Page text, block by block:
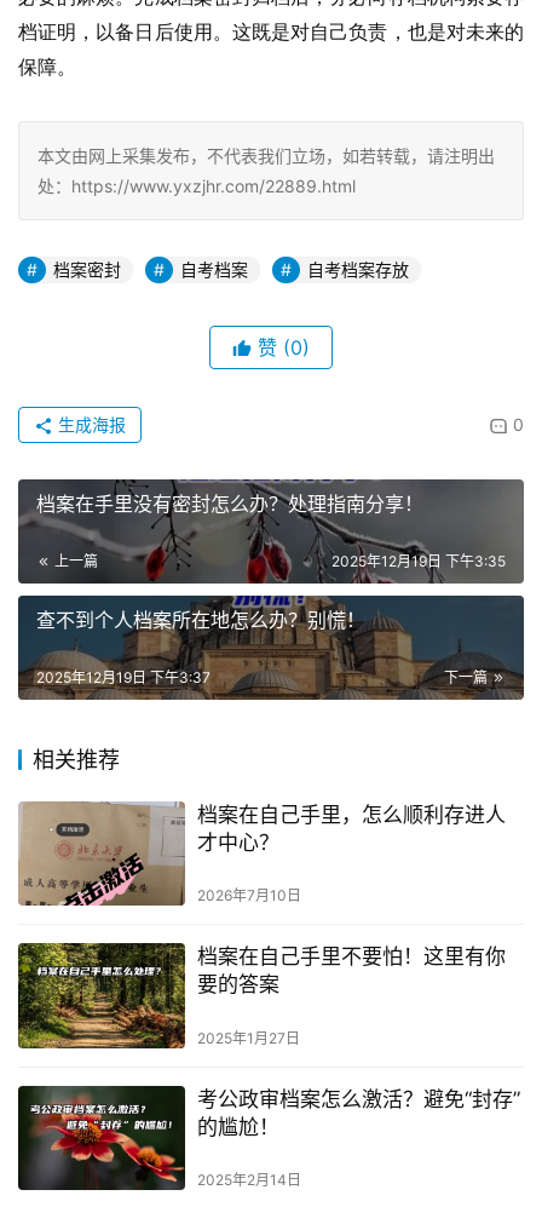
档证明，以备日后使用。这既是对自己负责，也是对未来的
保障。
本文由网上采集发布，不代表我们立场，如若转载，请注明出
处：https://www.yxzjhr.com/22889.html
档案密封 自考档案 自考档案存放
赞 (0)
0
生成海报
档案在手里没有密封怎么办？处理指南分享！
上一篇 2025年12月19日 下午3:35
查不到个人档案所在地怎么办？别慌！
下一篇
2025年12月19日 下午3:37
相关推荐
档案在自己手里，怎么顺利存进人
才中心？
2026年7月10日
档案在自己手里不要怕！这里有你
要的答案
2025年1月27日
考公政审档案怎么激活？避免“封存”
的尴尬！
2025年2月14日